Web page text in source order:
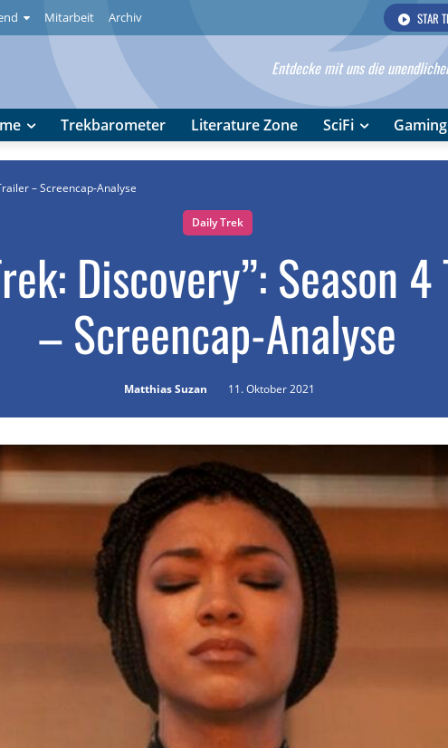
Mitarbeit Archiv STAR
Entdecke mit uns die
Trekbarometer Literature Zone SciFi Gaming
– Screencap-Analyse
Daily Trek
Discovery”: Season
– Screencap-Analyse
Matthias Suzan 11. Oktober 2021